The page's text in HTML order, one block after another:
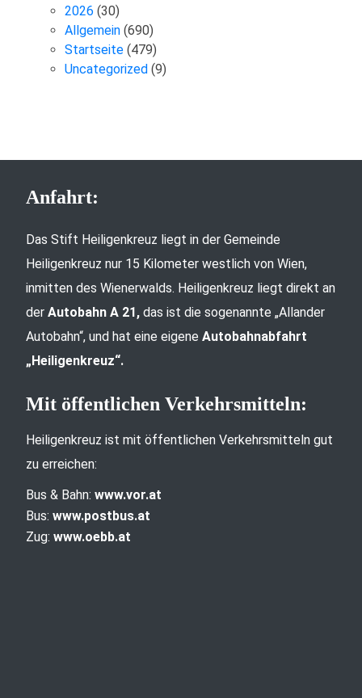
2026 (30)
Allgemein (690)
Startseite (479)
Uncategorized (9)
Anfahrt:
Das Stift Heiligenkreuz liegt in der Gemeinde
Heiligenkreuz nur 15 Kilometer westlich von Wien,
inmitten des Wienerwalds. Heiligenkreuz liegt direkt an
der Autobahn A 21, das ist die sogenannte „Allander
Autobahn“, und hat eine eigene Autobahnabfahrt
„Heiligenkreuz“.
Mit öffentlichen Verkehrsmitteln:
Heiligenkreuz ist mit öffentlichen Verkehrsmitteln gut
zu erreichen:
Bus & Bahn: www.vor.at
Bus: www.postbus.at
Zug: www.oebb.at